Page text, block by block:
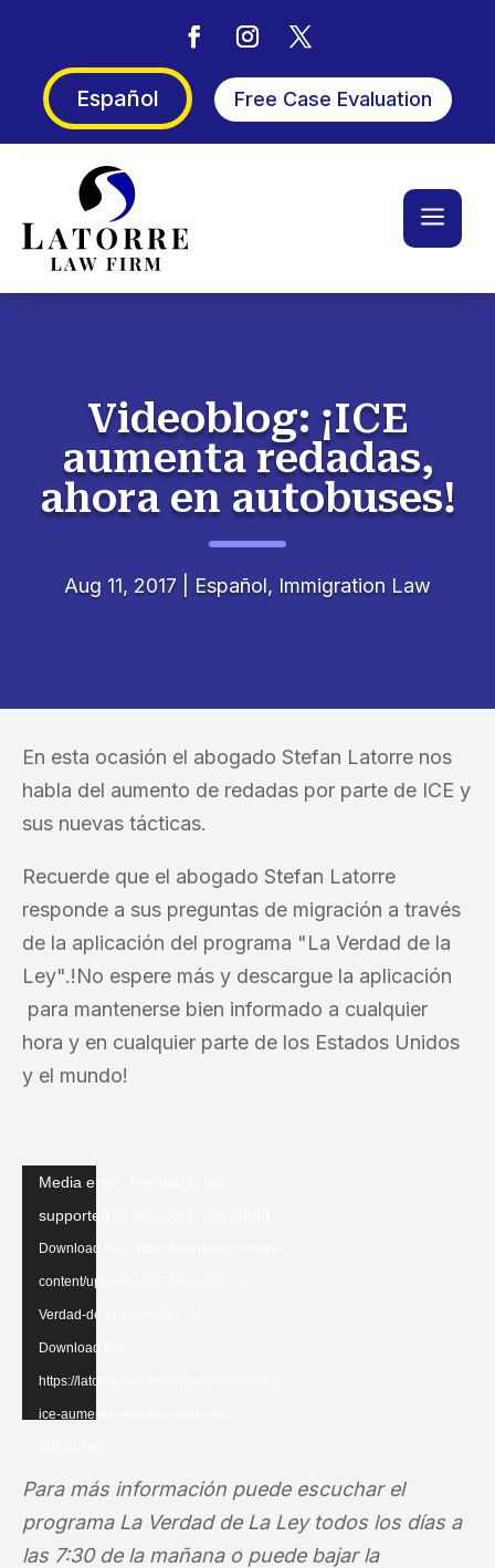
Español Free Case Evaluation
a
Videoblog: ¡ICE
aumenta redadas,
ahora en autobuses!
Aug 11, 2017 Español, Immigration Law
En esta ocasión el abogado Stefan Latorre nos
habla del aumento de redadas por parte de ICE y
sus nuevas tácticas.
Recuerde que el abogado Stefan Latorre
responde a sus preguntas de migración a través
de la aplicación del programa "La Verdad de la
Ley".!No espere más y descargue la aplicación
para mantenerse bien informado a cualquier
hora y en cualquier parte de los Estados Unidos
y el mundo!
Video
Player
Media error: Format(s) not
supported or source(s) not found
Download File: https://latorrelaw.com/wp-
content/uploads/2017/08/3-ICE-La-
Verdad-de-la-Ley.mp4?_=1
Download File:
https://latorrelaw.com/en/blogs/videoblog-
ice-aumenta-redadas-ahora-en-
Para más información puede escuchar el
programa La Verdad de La Ley todos los días a
las 7:30 de la mañana o puede bajar la